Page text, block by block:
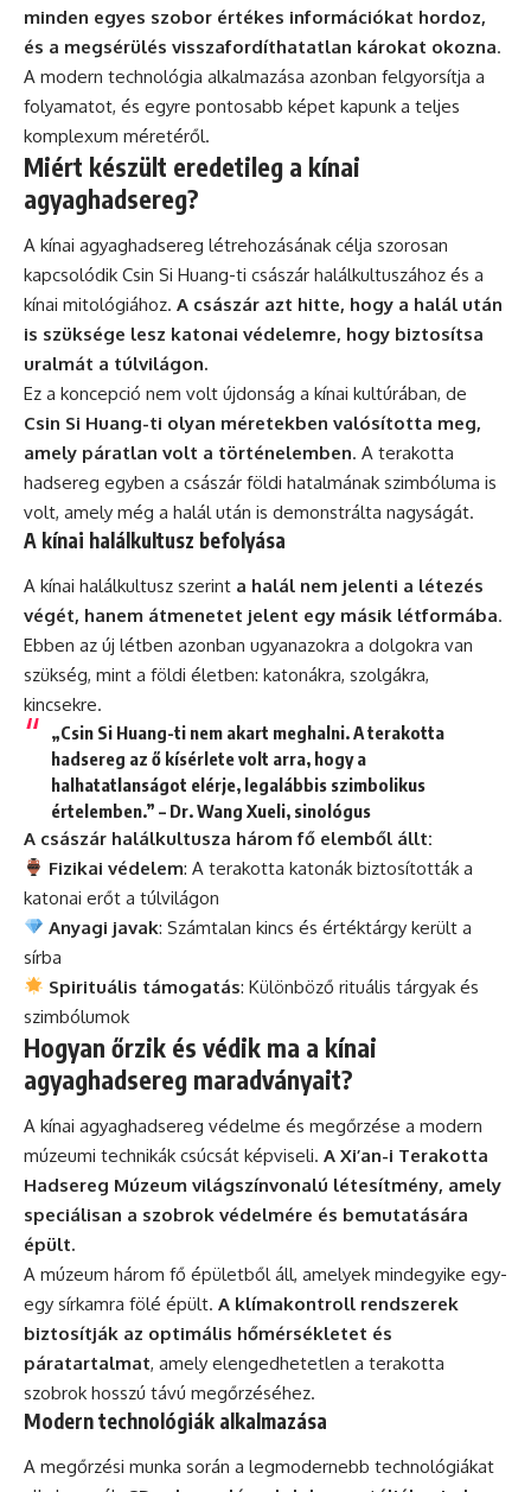
minden egyes szobor értékes információkat hordoz,
és a megsérülés visszafordíthatatlan károkat okozna.
A modern technológia alkalmazása azonban felgyorsítja a
folyamatot, és egyre pontosabb képet kapunk a teljes
komplexum méretéről.
Miért készült eredetileg a kínai
agyaghadsereg?
A kínai agyaghadsereg létrehozásának célja szorosan
kapcsolódik Csin Si Huang-ti császár halálkultuszához és a
kínai mitológiához. A császár azt hitte, hogy a halál után
is szüksége lesz katonai védelemre, hogy biztosítsa
uralmát a túlvilágon.
Ez a koncepció nem volt újdonság a kínai kultúrában, de
Csin Si Huang-ti olyan méretekben valósította meg,
amely páratlan volt a történelemben. A terakotta
hadsereg egyben a császár földi hatalmának szimbóluma is
volt, amely még a halál után is demonstrálta nagyságát.
A kínai halálkultusz befolyása
A kínai halálkultusz szerint a halál nem jelenti a létezés
végét, hanem átmenetet jelent egy másik létformába.
Ebben az új létben azonban ugyanazokra a dolgokra van
szükség, mint a földi életben: katonákra, szolgákra,
kincsekre.
„Csin Si Huang-ti nem akart meghalni. A terakotta
hadsereg az ő kísérlete volt arra, hogy a
halhatatlanságot elérje, legalábbis szimbolikus
értelemben.” – Dr. Wang Xueli, sinológus
A császár halálkultusza három fő elemből állt:
Fizikai védelem: A terakotta katonák biztosították a
katonai erőt a túlvilágon
Anyagi javak: Számtalan kincs és értéktárgy került a
sírba
Spirituális támogatás: Különböző rituális tárgyak és
szimbólumok
Hogyan őrzik és védik ma a kínai
agyaghadsereg maradványait?
A kínai agyaghadsereg védelme és megőrzése a modern
múzeumi technikák csúcsát képviseli. A Xi’an-i Terakotta
Hadsereg Múzeum világszínvonalú létesítmény, amely
speciálisan a szobrok védelmére és bemutatására
épült.
A múzeum három fő épületből áll, amelyek mindegyike egy-
egy sírkamra fölé épült. A klímakontroll rendszerek
biztosítják az optimális hőmérsékletet és
páratartalmat, amely elengedhetetlen a terakotta
szobrok hosszú távú megőrzéséhez.
Modern technológiák alkalmazása
A megőrzési munka során a legmodernebb technológiákat